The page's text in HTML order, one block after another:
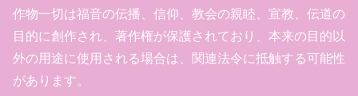
作物一切は福音の伝播、信仰、教会の親睦、宣教、伝道の
目的に創作され、著作権が保護されており、本来の目的以
外の用途に使用される場合は、関連法令に抵触する可能性
があります。